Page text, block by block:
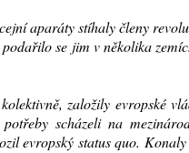
aparáty stíhaly členy
se jim v několika
založily evropské
scházeli na
evropský status quo.